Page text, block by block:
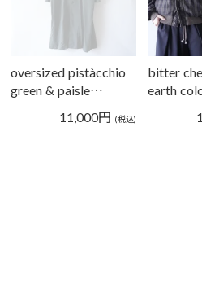
oversized pistàcchio
green & paisle…
11,000円 (税込)
bitter
earth